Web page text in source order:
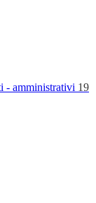
- amministrativi 19